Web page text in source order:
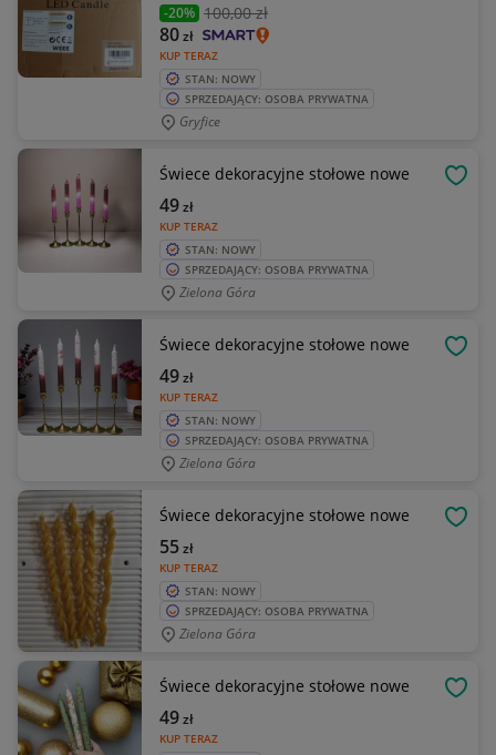
-20% 100,00 zł
KUP TERAZ
80zł
STAN: NOWY
SPRZEDAJĄCY: OSOBA PRYWATNA
Gryfice
Świece dekoracyjne stołowe nowe
KUP TERAZ
49zł
STAN: NOWY
SPRZEDAJĄCY: OSOBA PRYWATNA
Zielona Góra
Świece dekoracyjne stołowe nowe
KUP TERAZ
49zł
STAN: NOWY
SPRZEDAJĄCY: OSOBA PRYWATNA
Zielona Góra
Świece dekoracyjne stołowe nowe
KUP TERAZ
55zł
STAN: NOWY
SPRZEDAJĄCY: OSOBA PRYWATNA
Zielona Góra
Świece dekoracyjne stołowe nowe
KUP TERAZ
49zł